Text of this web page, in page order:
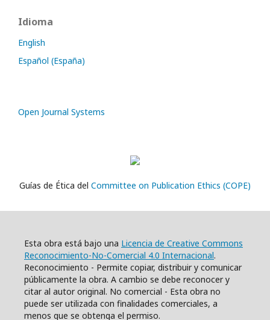
Idioma
English
Español (España)
Open Journal Systems
Guías de Ética del Committee on Publication Ethics (COPE)
Esta obra está bajo una Licencia de Creative Commons
Reconocimiento-No-Comercial 4.0 Internacional.
Reconocimiento - Permite copiar, distribuir y comunicar
públicamente la obra. A cambio se debe reconocer y
citar al autor original. No comercial - Esta obra no
puede ser utilizada con finalidades comerciales, a
menos que se obtenga el permiso.